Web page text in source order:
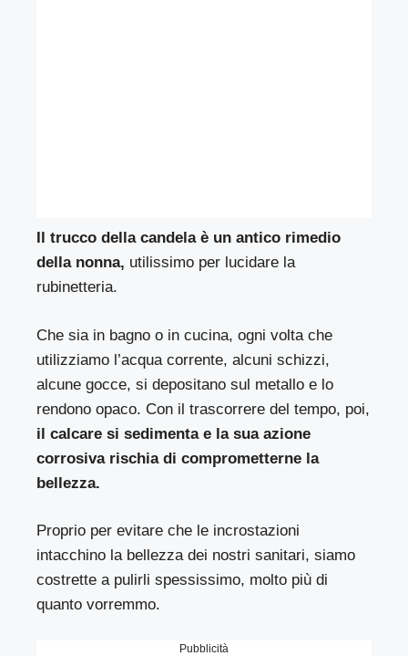
Il trucco della candela è un antico rimedio
della nonna, utilissimo per lucidare la
rubinetteria.
Che sia in bagno o in cucina, ogni volta che
utilizziamo l’acqua corrente, alcuni schizzi,
alcune gocce, si depositano sul metallo e lo
rendono opaco. Con il trascorrere del tempo, poi,
il calcare si sedimenta e la sua azione
corrosiva rischia di comprometterne la
bellezza.
Proprio per evitare che le incrostazioni
intacchino la bellezza dei nostri sanitari, siamo
costrette a pulirli spessissimo, molto più di
quanto vorremmo.
Pubblicità